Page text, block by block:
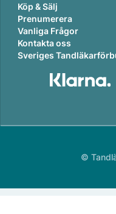
Köp & Sälj
Prenumerera
Vanliga Frågor
Kontakta oss
Sveriges
©